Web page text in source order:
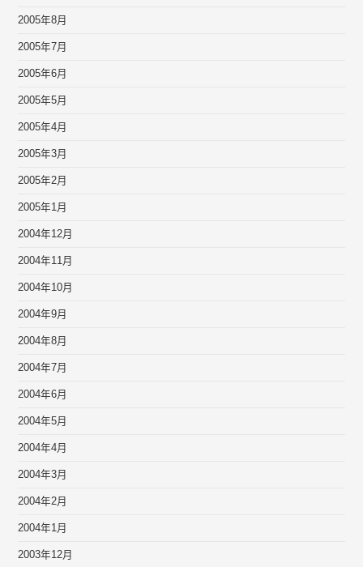
2005年8月
2005年7月
2005年6月
2005年5月
2005年4月
2005年3月
2005年2月
2005年1月
2004年12月
2004年11月
2004年10月
2004年9月
2004年8月
2004年7月
2004年6月
2004年5月
2004年4月
2004年3月
2004年2月
2004年1月
2003年12月